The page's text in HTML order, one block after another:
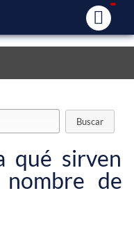
qué sirven
de